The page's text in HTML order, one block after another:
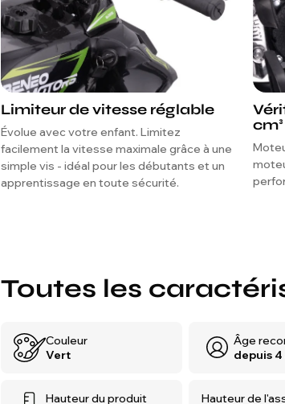
Limiteur de vitesse réglable
Évolue avec votre enfant. Limitez
facilement la vitesse maximale grâce à une
simple vis - idéal pour les débutants et un
apprentissage en toute sécurité.
cm³
Toutes les
Couleur
Vert
Âge
depuis 4
Hauteur du produit
Hauteur de